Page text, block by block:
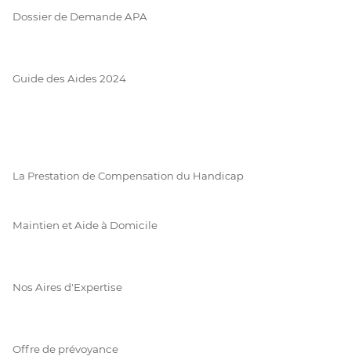
Dossier de Demande APA
Guide des Aides 2024
La Prestation de Compensation du Handicap
Maintien et Aide à Domicile
Nos Aires d'Expertise
Offre de prévoyance